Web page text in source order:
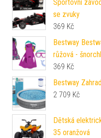
Sportovní
se zvuky
369 Kč
Bestway
růžová -
369 Kč
Bestway
2 709 Kč
Dětská
35 oranžová